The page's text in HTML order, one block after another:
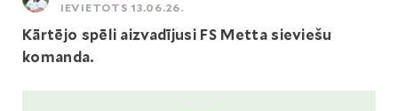
IEVIETOTS 13.06.26.
Kārtējo spēli aizvadījusi FS Metta sieviešu
komanda.